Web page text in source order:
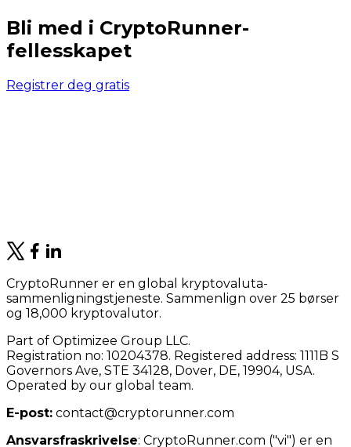
Bli med i CryptoRunner-
fellesskapet
Registrer deg gratis
CryptoRunner er en global kryptovaluta-
sammenligningstjeneste. Sammenlign over 25 børser
og 18,000 kryptovalutor.
Part of Optimizee Group LLC.
Registration no: 10204378. Registered address: 1111B S
Governors Ave, STE 34128, Dover, DE, 19904, USA.
Operated by our global team.
E-post: contact@cryptorunner.com
Ansvarsfraskrivelse: CryptoRunner.com ("vi") er en